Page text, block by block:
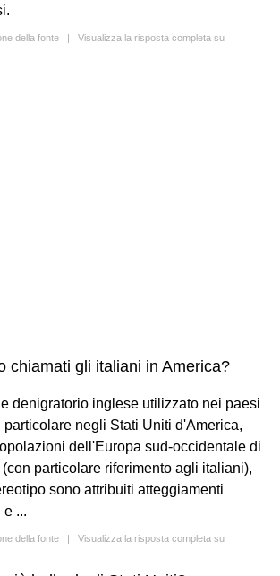
della fonte | Visualizza la risposta completa su
chiamati gli italiani in America?
denigratorio inglese utilizzato nei paesi
negli Stati Uniti d'America,
dell'Europa sud-occidentale di
particolare riferimento agli italiani),
sono attribuiti atteggiamenti
...
della fonte | Visualizza la risposta completa su